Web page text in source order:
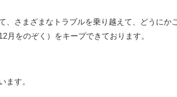
、さまざまなトラブルを乗り越えて、どうにか
月をのぞく）をキープできております。
ます。